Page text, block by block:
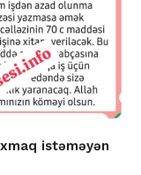
istəməyən